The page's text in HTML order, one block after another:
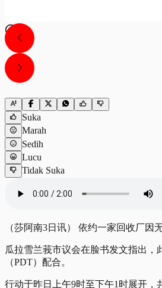
Suka
Marah
Sedih
Lucu
Tidak Suka
（莎阿南3日讯） 依约一家回收厂因
瓜拉雪兰莪市议会在脸书发文指出，
（PDT）配合。
行动于昨日上午9时至下午1时展开，